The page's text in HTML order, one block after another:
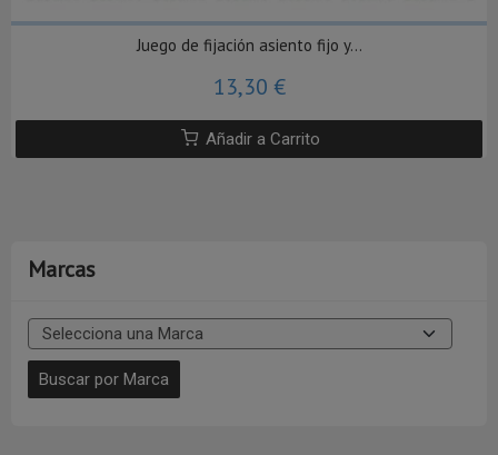
Marcas
Juego de fijación asiento fijo y...
13,30 €
Añadir a Carrito